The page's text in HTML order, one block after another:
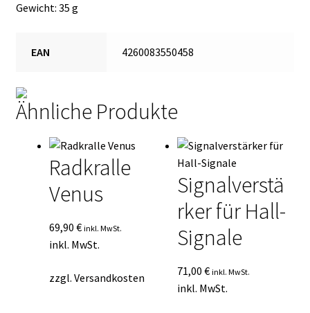
Gewicht: 35 g
EAN 4260083550458
Ähnliche Produkte
Radkralle
Venus
69,90 € inkl. MwSt.
inkl. MwSt.
zzgl. Versandkosten
Signalverstä
rker für Hall-
Signale
71,00€ inkl. MwSt.
inkl. MwSt.